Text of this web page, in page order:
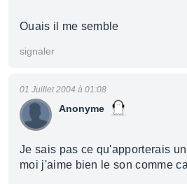
Ouais il me semble
signaler
Anonyme
01 Juillet 2004 à 01:08
Je sais pas ce qu'apporterais
moi j'aime bien le son comme